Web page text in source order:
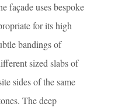
façade uses bespoke
for its high
bandings of
sized slabs of
sides of the same
The deep